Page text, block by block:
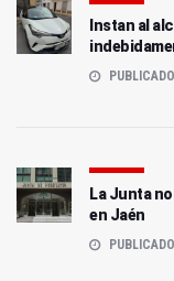
Instan al
La Junta
en Jaén